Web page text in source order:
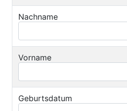
Nachname
Vorname
Geburtsdatum